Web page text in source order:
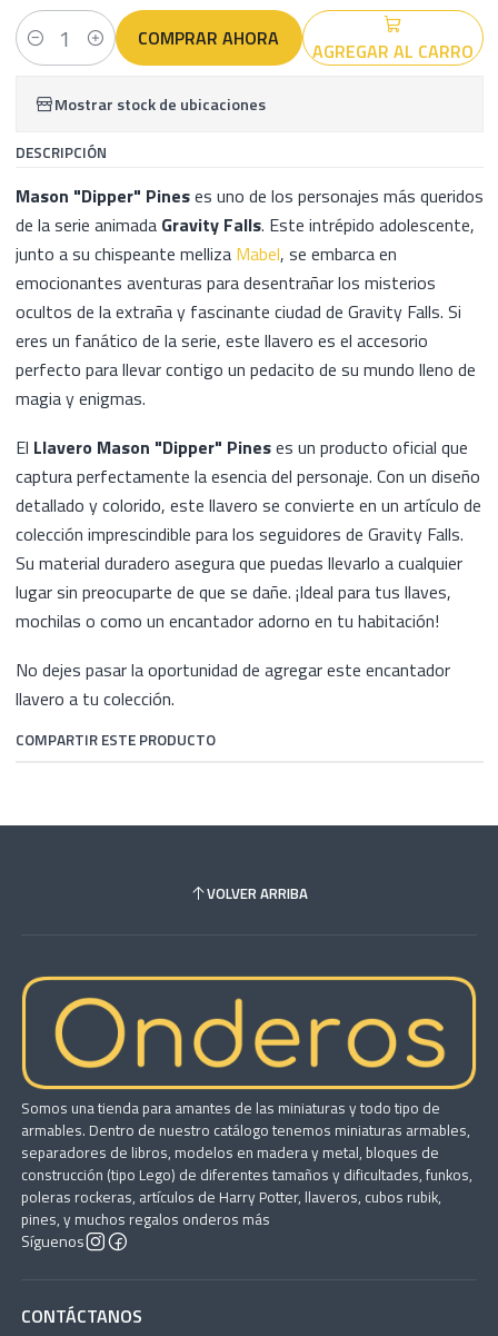
Cantidad AGREGAR AL CARRO
COMPRAR AHORA
Mostrar stock de ubicaciones
DESCRIPCIÓN
Mason "Dipper" Pineses uno de los personajes más queridos
de la serie animada Gravity Falls. Este intrépido adolescente,
junto a su chispeante melliza Mabel, se embarca en
emocionantes aventuras para desentrañar los misterios
ocultos de la extraña y fascinante ciudad de Gravity Falls. Si
eres un fanático de la serie, este llavero es el accesorio
perfecto para llevar contigo un pedacito de su mundo lleno de
magia y enigmas.
El Llavero Mason "Dipper" Pineses un producto oficial que
captura perfectamente la esencia del personaje. Con un diseño
detallado y colorido, este llavero se convierte en un artículo de
colección imprescindible para los seguidores de Gravity Falls.
Su material duradero asegura que puedas llevarlo a cualquier
lugar sin preocuparte de que se dañe. ¡Ideal para tus llaves,
mochilas o como un encantador adorno en tu habitación!
No dejes pasar la oportunidad de agregar este encantador
llavero a tu colección.
COMPARTIR ESTE PRODUCTO
VOLVER ARRIBA
Somos una tienda para amantes de las miniaturas y todo tipo de
armables. Dentro de nuestro catálogo tenemos miniaturas armables,
separadores de libros, modelos en madera y metal, bloques de
construcción (tipo Lego) de diferentes tamaños y dificultades, funkos,
poleras rockeras, artículos de Harry Potter, llaveros, cubos rubik,
pines, y muchos regalos onderos más
Síguenos
CONTÁCTANOS